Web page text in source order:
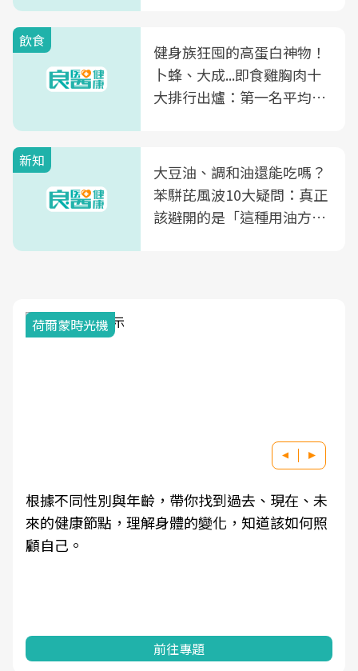
飲食
健身族狂囤的高蛋白神物！
卜蜂、大成...即食雞胸肉十
大排行出爐：第一名平均一
新知
大豆油、調和油還能吃嗎？
苯駢芘風波10大疑問：真正
該避開的是「這種用油方
荷爾蒙時光機
根據不同性別與年齡，帶你找到過去、現在、未
來的健康節點，理解身體的變化，知道該如何照
顧自己。
前往專題